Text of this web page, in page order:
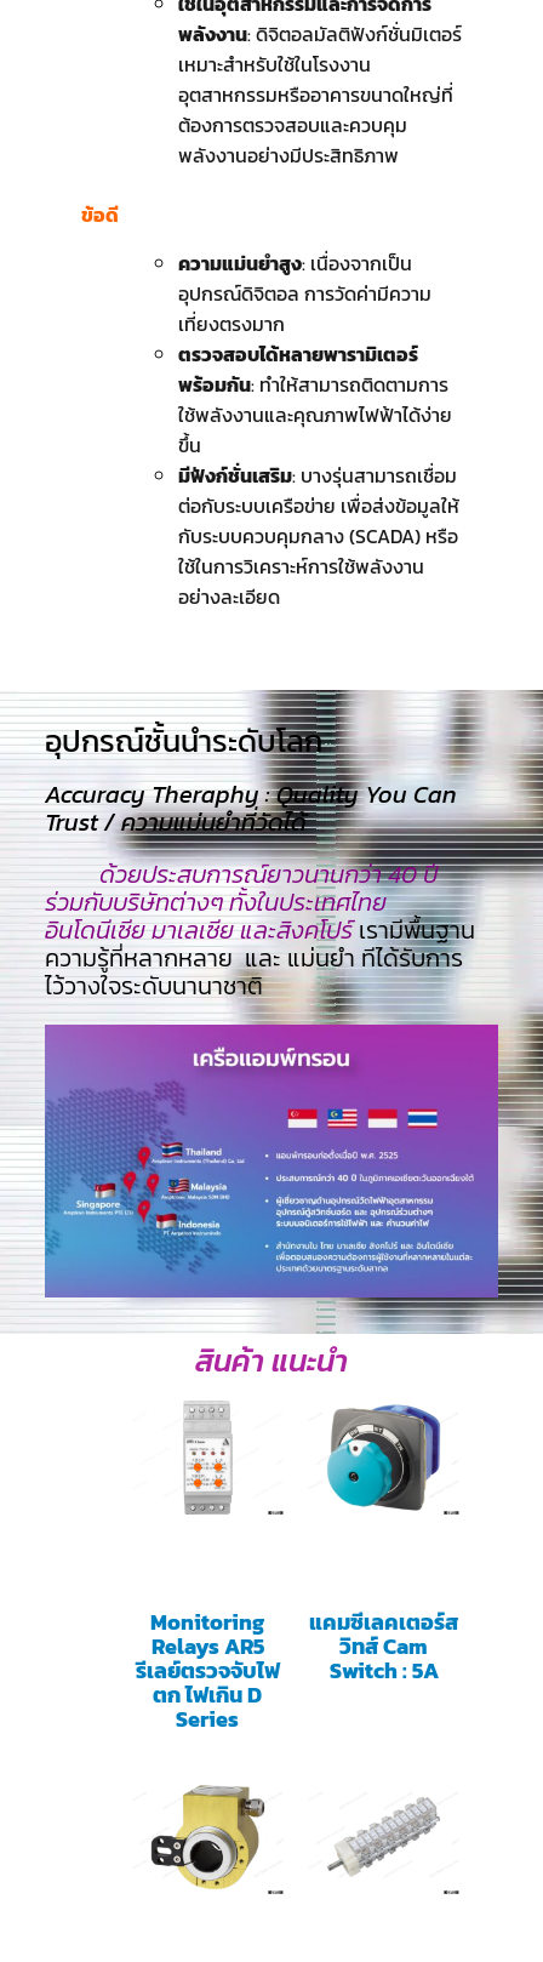
พลังงาน: ดิจิตอลมัลติฟังก์ชั่นมิเตอร์
เหมาะสำหรับใช้ในโรงงาน
อุตสาหกรรมหรืออาคารขนาดใหญ่ที่
ต้องการตรวจสอบและควบคุม
พลังงานอย่างมีประสิทธิภาพ
ข้อดี
ความแม่นยำสูง: เนื่องจากเป็น
อุปกรณ์ดิจิตอล การวัดค่ามีความ
เที่ยงตรงมาก
ตรวจสอบได้หลายพารามิเตอร์
พร้อมกัน: ทำให้สามารถติดตามการ
ใช้พลังงานและคุณภาพไฟฟ้าได้ง่าย
ขึ้น
มีฟังก์ชั่นเสริม: บางรุ่นสามารถเชื่อม
ต่อกับระบบเครือข่าย เพื่อส่งข้อมูลให้
กับระบบควบคุมกลาง (SCADA) หรือ
ใช้ในการวิเคราะห์การใช้พลังงาน
อย่างละเอียด
อุปกรณ์ชั้นนำระดับโลก​
Accuracy Theraphy : Quality You Can
Trust / ความแม่นยำที่วัดได้
ด้วยประสบการณ์ยาวนานกว่า 40 ปี
ร่วมกับบริษัทต่างๆ ทั้งในประเทศไทย
อินโดนีเซีย มาเลเซีย และสิงคโปร์เรามีพื้นฐาน
ความรู้ที่หลากหลาย และ แม่นยำ ทีไ่ด้รับการ
ไว้วางใจระดับนานาชาติ
สินค้า แนะนำ
Monitoring
Relays AR5
รีเลย์ตรวจจับไฟ
ตก ไฟเกิน D
Series
แคมซีเลคเตอร์ส
วิทส์ Cam
Switch : 5A